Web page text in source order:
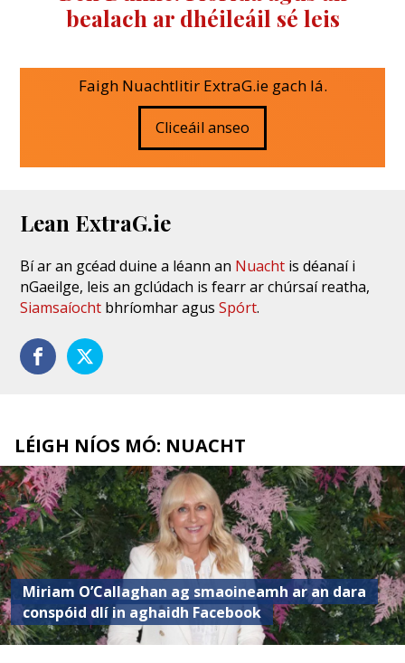
bealach ar dhéileáil sé leis
Faigh Nuachtlitir ExtraG.ie gach lá.
Cliceáil anseo
Lean ExtraG.ie
Bí ar an gcéad duine a léann an Nuacht is déanaí i
nGaeilge, leis an gclúdach is fearr ar chúrsaí reatha,
Siamsaíocht bhríomhar agusSpórt.
LÉIGH NÍOS MÓ: NUACHT
Miriam O’Callaghan ag smaoineamh ar an dara
conspóid dlí in aghaidh Facebook